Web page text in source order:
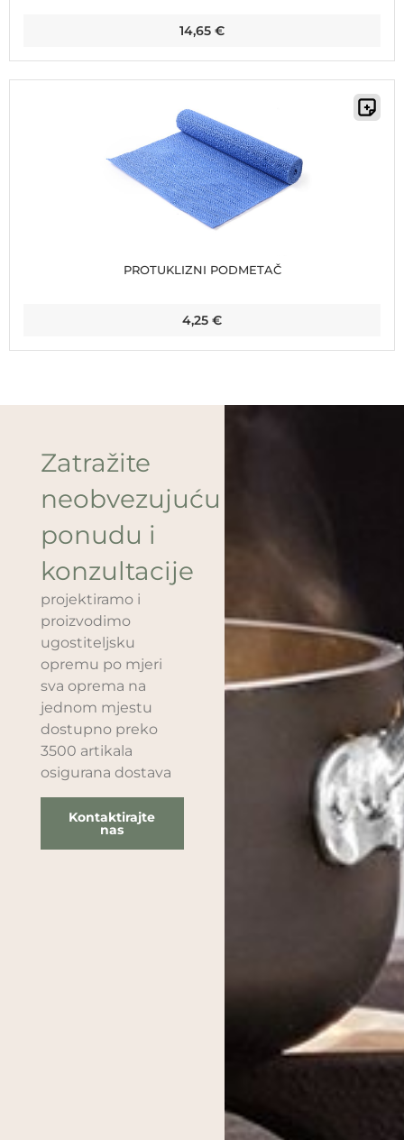
14,65 €
PROTUKLIZNI PODMETAČ
4,25 €
Zatražite
neobvezujuću
ponudu i
konzultacije
projektiramo i
proizvodimo
ugostiteljsku
opremu po mjeri
sva oprema na
jednom mjestu
dostupno preko
3500 artikala
osigurana dostava
Kontaktirajte
nas